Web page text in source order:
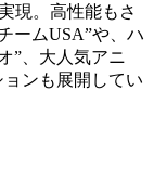
現。高性能もさ
ームUSA”や、ハ
”、大人気アニ
ョンも展開してい